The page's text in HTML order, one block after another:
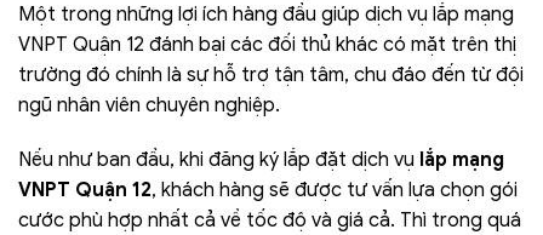
Một trong những lợi ích hàng đầu giúp dịch vụ lắp mạng
VNPT Quận 12 đánh bại các đối thủ khác có mặt trên thị
trường đó chính là sự hỗ trợ tận tâm, chu đáo đến từ đội
ngũ nhân viên chuyên nghiệp.
Nếu như ban đầu, khi đăng ký lắp đặt dịch vụ lắp mạng
VNPT Quận 12, khách hàng sẽ được tư vấn lựa chọn gói
cước phù hợp nhất cả về tốc độ và giá cả. Thì trong quá